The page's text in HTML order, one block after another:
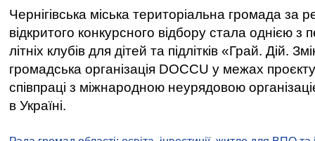
Чернігівська міська територіальна громада за
відкритого конкурсного відбору стала однією
літніх клубів для дітей та підлітків «Грай. Дій.
громадська організація DOCCU у межах
співпраці з міжнародною неурядовою
в Україні.